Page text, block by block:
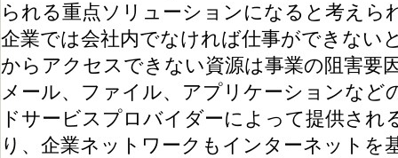
られる重点ソリューションになると考えら
企業では会社内でなければ仕事ができない
からアクセスできない資源は事業の阻害要
メール、ファイル、アプリケーションなど
ドサービスプロバイダーによって提供され
り、企業ネットワークもインターネットを